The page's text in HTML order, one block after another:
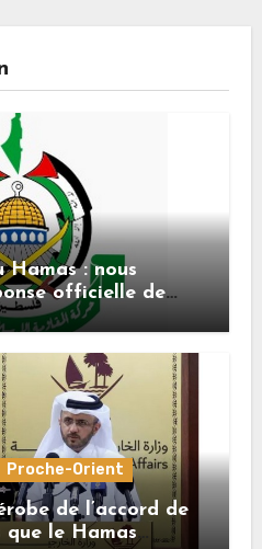
Hamas : nous
officielle de
la feuille de
phase de l’accord
Proche-Orient
de l’accord de
que le Hamas